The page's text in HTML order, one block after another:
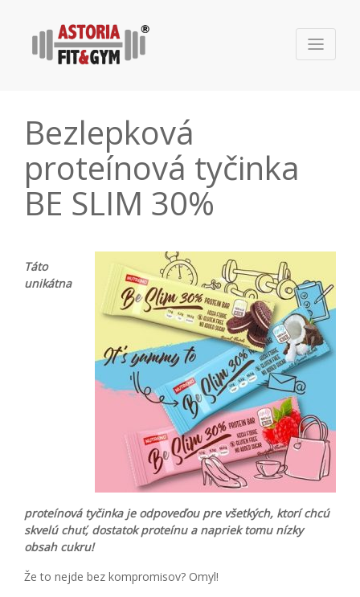
Bezlepková
proteínová tyčinka
BE SLIM 30%
Táto
unikátna
proteínová tyčinka je odpoveďou pre všetkých, ktorí chcú
skvelú chuť, dostatok proteínu a napriek tomu nízky
obsah cukru!
Že to nejde bez kompromisov? Omyl!